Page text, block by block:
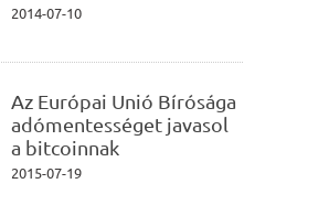
2014-07-10
Az Európai Unió Bírósága
adómentességet javasol
a bitcoinnak
2015-07-19